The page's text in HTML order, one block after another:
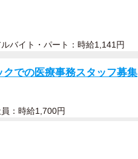
ルバイト・パート：時給1,141円
での医療事務スタッフ募集
：時給1,700円